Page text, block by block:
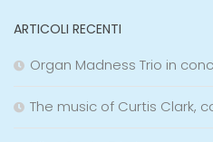
ARTICOLI RECENTI
Organ Madness Trio in
The music of Curtis Clark,